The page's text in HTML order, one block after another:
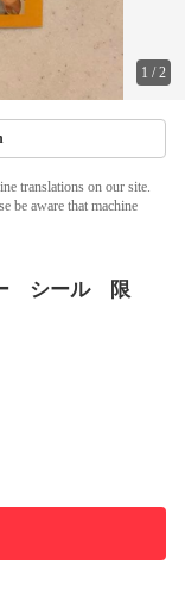
1 /2
translations on our site.
be aware that machine
ー シール 限